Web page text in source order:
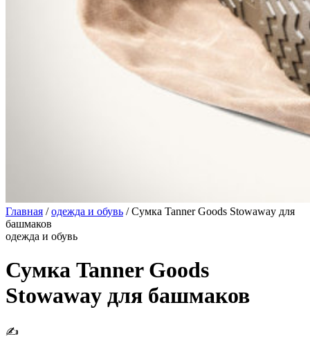
Главная / одежда и обувь / Сумка Tanner Goods Stowaway для
башмаков
одежда и обувь
Сумка Tanner Goods
Stowaway для башмаков
✍